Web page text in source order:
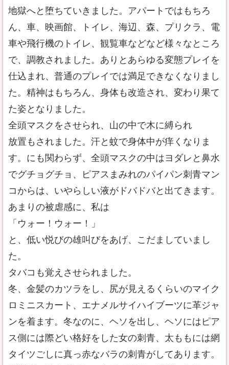
地獄へと堕ちていきました。アパートではもちろ
ん、車、映画館、トイレ、海辺、森、プリクラ、電
車や飛行機のトイレ、観覧車などなど様々なところ
で、調教されました。ありとあらゆる変態プレイを
仕込まれ、普通のプレイでは満足できなくなりまし
た。精神はもちろん、身体も改造され、変わり果て
た姿となりました。
全頭マスクをさせられ、山の中で木に縛られ
放置もされました。汗と蚊で身体中が痒くなりま
す。にも関わらず、全頭マスクの中はヨダレと鼻水
でグチョグチョ、ピアスまみれのパイパン刺青マン
コからは、いやらしい液がドバドバと出てきます。
あまりの被虐感に、私は
「ウォー！ウォー！」
と、低い悦びの雄叫びをあげ、こだましていまし
た。
タバコも覚えさせられました。
冬、金髪のカツラをし、尻が見えるくらいのマイク
ロミニスカート、エナメルサイハイブーツに革ジャ
ンを着ます。冬なのに、ヘソを出し、ヘソにはピア
ス側には際どい格好をした女の刺青、太ももには網
タイツごしに真っ赤なバラの刺青がしてあります。